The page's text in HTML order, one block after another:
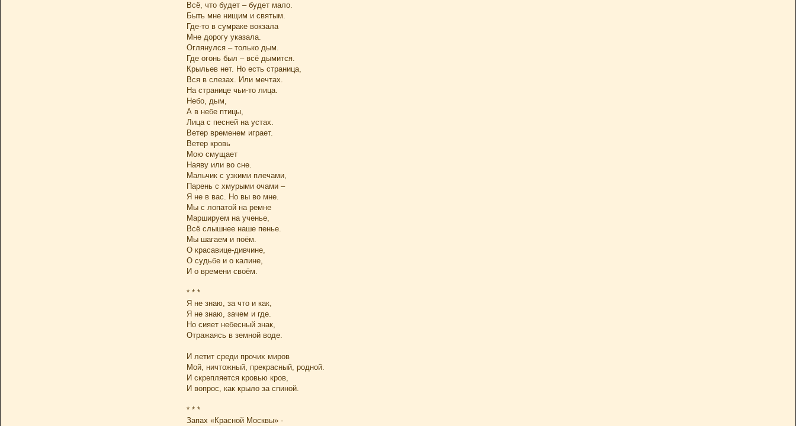
Всё, что будет – будет мало.
Быть мне нищим и святым.
Где-то в сумраке вокзала
Мне дорогу указала.
Оглянулся – только дым.
Где огонь был – всё дымится.
Крыльев нет. Но есть страница,
Вся в слезах. Или мечтах.
На странице чьи-то лица.
Небо, дым,
А в небе птицы,
Лица с песней на устах.
Ветер временем играет.
Ветер кровь
Мою смущает
Наяву или во сне.
Мальчик с узкими плечами,
Парень с хмурыми очами –
Я не в вас. Но вы во мне.
Мы с лопатой на ремне
Маршируем на ученье,
Всё слышнее наше пенье.
Мы шагаем и поём.
О красавице-дивчине,
О судьбе и о калине,
И о времени своём.
* * *
Я не знаю, за что и как,
Я не знаю, зачем и где.
Но сияет небесный знак,
Отражаясь в земной воде.
И летит среди прочих миров
Мой, ничтожный, прекрасный, родной.
И скрепляется кровью кров,
И вопрос, как крыло за спиной.
* * *
Запах «Красной Москвы» -